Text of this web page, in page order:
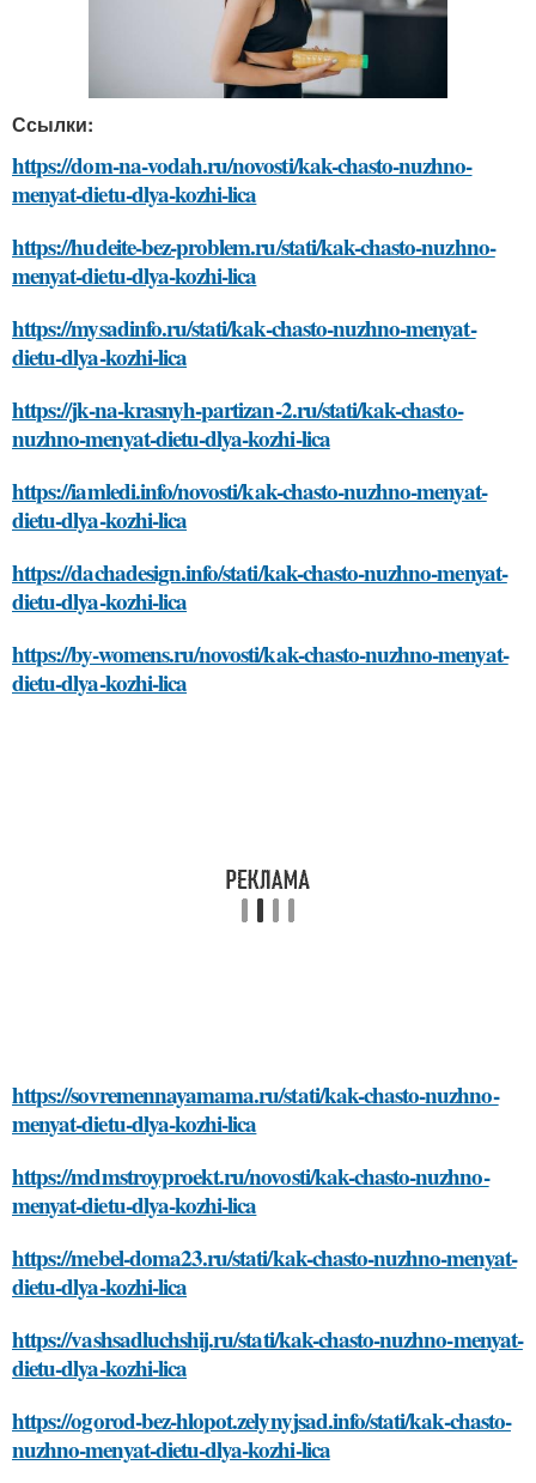
Ссылки:
https://dom-na-vodah.ru/novosti/kak-chasto-nuzhno-
menyat-dietu-dlya-kozhi-lica
https://hudeite-bez-problem.ru/stati/kak-chasto-nuzhno-
menyat-dietu-dlya-kozhi-lica
https://mysadinfo.ru/stati/kak-chasto-nuzhno-menyat-
dietu-dlya-kozhi-lica
https://jk-na-krasnyh-partizan-2.ru/stati/kak-chasto-
nuzhno-menyat-dietu-dlya-kozhi-lica
https://iamledi.info/novosti/kak-chasto-nuzhno-menyat-
dietu-dlya-kozhi-lica
https://dachadesign.info/stati/kak-chasto-nuzhno-menyat-
dietu-dlya-kozhi-lica
https://by-womens.ru/novosti/kak-chasto-nuzhno-menyat-
dietu-dlya-kozhi-lica
https://sovremennayamama.ru/stati/kak-chasto-nuzhno-
menyat-dietu-dlya-kozhi-lica
https://mdmstroyproekt.ru/novosti/kak-chasto-nuzhno-
menyat-dietu-dlya-kozhi-lica
https://mebel-doma23.ru/stati/kak-chasto-nuzhno-menyat-
dietu-dlya-kozhi-lica
https://vashsadluchshij.ru/stati/kak-chasto-nuzhno-menyat-
dietu-dlya-kozhi-lica
https://ogorod-bez-hlopot.zelynyjsad.info/stati/kak-chasto-
nuzhno-menyat-dietu-dlya-kozhi-lica